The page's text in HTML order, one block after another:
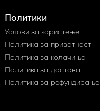
Политики
Услови за користење
Политика за приватност
Политика за колачиња
Политика за достава
Политика за рефундирање